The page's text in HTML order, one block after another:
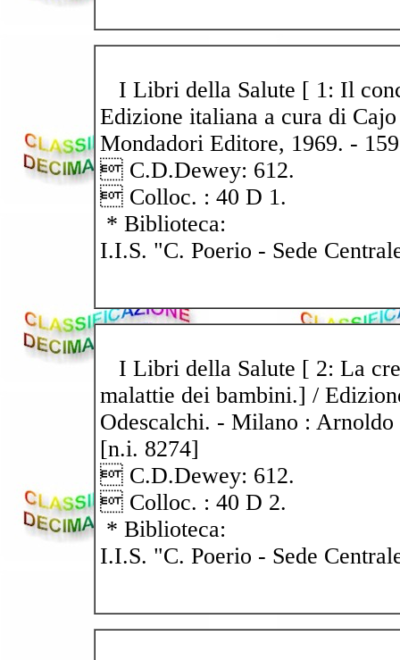
I Libri della Salute [ 1: Il
Edizione italiana a cura di
Mondadori Editore, 1969. -
 C.D.Dewey: 612.
 Colloc. : 40 D 1.
* Biblioteca:
I.I.S. "C. Poerio - Sede
I Libri della Salute [ 2: La
malattie dei bambini.] /
Odescalchi. - Milano :
[n.i. 8274]
 C.D.Dewey: 612.
 Colloc. : 40 D 2.
* Biblioteca:
I.I.S. "C. Poerio - Sede